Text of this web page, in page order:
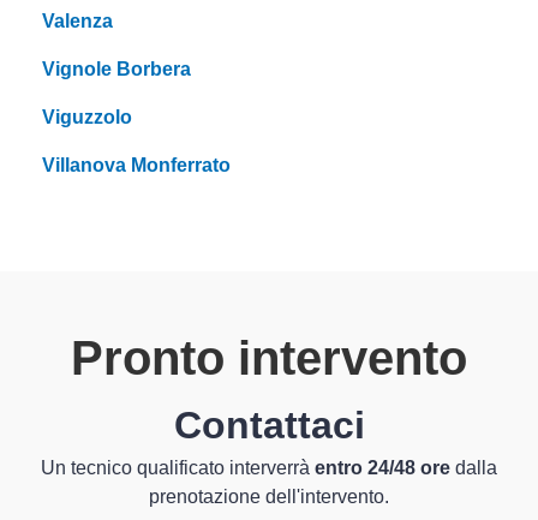
Valenza
Vignole Borbera
Viguzzolo
Villanova Monferrato
Pronto intervento
Contattaci
Un tecnico qualificato interverrà entro 24/48 ore dalla
prenotazione dell'intervento.